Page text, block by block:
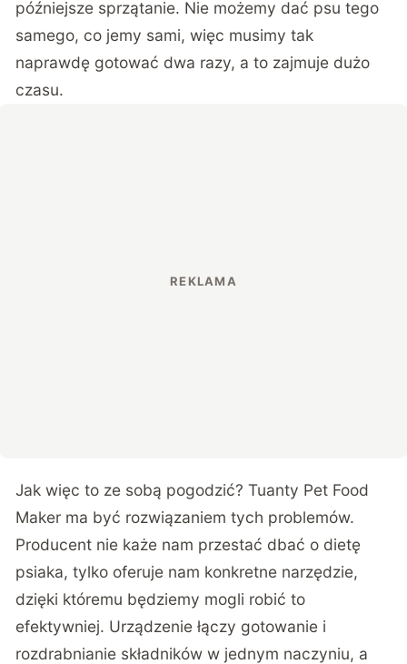
późniejsze sprzątanie. Nie możemy dać psu tego
samego, co jemy sami, więc musimy tak
naprawdę gotować dwa razy, a to zajmuje dużo
czasu.
Jak więc to ze sobą pogodzić? Tuanty Pet Food
Maker ma być rozwiązaniem tych problemów.
Producent nie każe nam przestać dbać o dietę
psiaka, tylko oferuje nam konkretne narzędzie,
dzięki któremu będziemy mogli robić to
efektywniej. Urządzenie łączy gotowanie i
rozdrabnianie składników w jednym naczyniu, a